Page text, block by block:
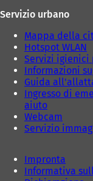
Servizio urbano
Mappa della
Hotspot WLAN
Servizi igienici
Informazioni
Guida
Ingresso di
aiuto
Webcam
Servizio
Impronta
Informativa